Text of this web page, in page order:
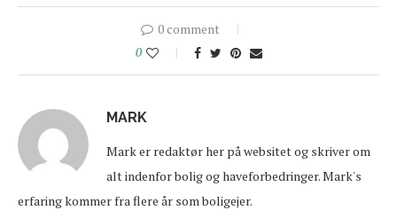
0 comment
0
MARK
Mark er redaktør her på websitet og skriver om
alt indenfor bolig og haveforbedringer. Mark's
erfaring kommer fra flere år som boligejer.